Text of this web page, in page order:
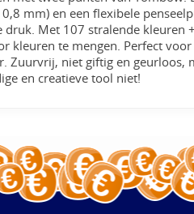
mm) en een flexibele
Met 107 stralende kleuren
kleuren te mengen. Perfect
Zuurvrij, niet giftig en geurloos,
en creatieve tool niet!